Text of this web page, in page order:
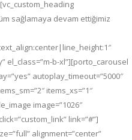
sağlamaya devam ettiğimiz
el_class=”m-b-xl”][porto_carousel
autoplay_timeout=”5000″
items_xs=”1″
image=”1026″
link=”#”]
alignment=”center”